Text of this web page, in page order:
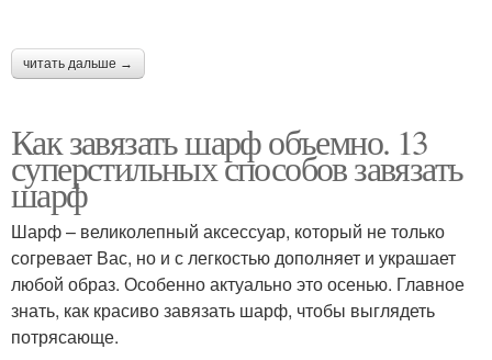
читать дальше →
Как завязать шарф объемно. 13
суперстильных способов завязать
шарф
Шарф – великолепный аксессуар, который не только
согревает Вас, но и с легкостью дополняет и украшает
любой образ. Особенно актуально это осенью. Главное
знать, как красиво завязать шарф, чтобы выглядеть
потрясающе.